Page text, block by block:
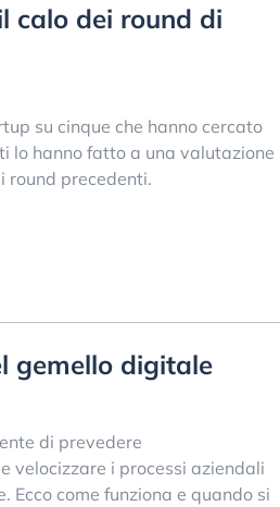
calo dei round di
su cinque che hanno cercato
lo hanno fatto a una valutazione
round precedenti.
gemello digitale
di prevedere
velocizzare i processi aziendali
Ecco come funziona e quando si